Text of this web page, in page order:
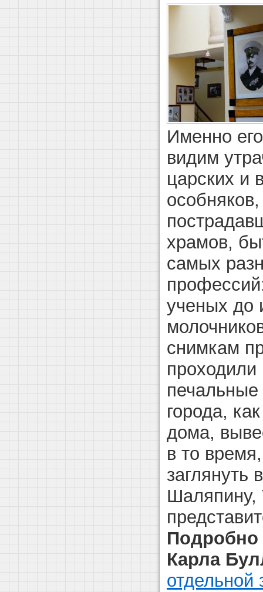
Именно
видим
царских и
храмов,
самых
ученых до
снимкам
города,
дома,
в то
заглянуть
Шаляпину,
Подробно
Карла
отдельной